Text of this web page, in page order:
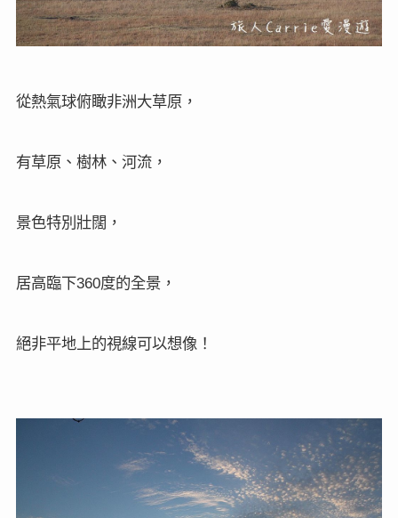
從熱氣球俯瞰非洲大草原，
有草原、樹林、河流，
景色特別壯闊，
居高臨下360度的全景，
絕非平地上的視線可以想像！